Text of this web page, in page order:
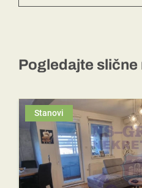
Pogledajte slične
Stanovi